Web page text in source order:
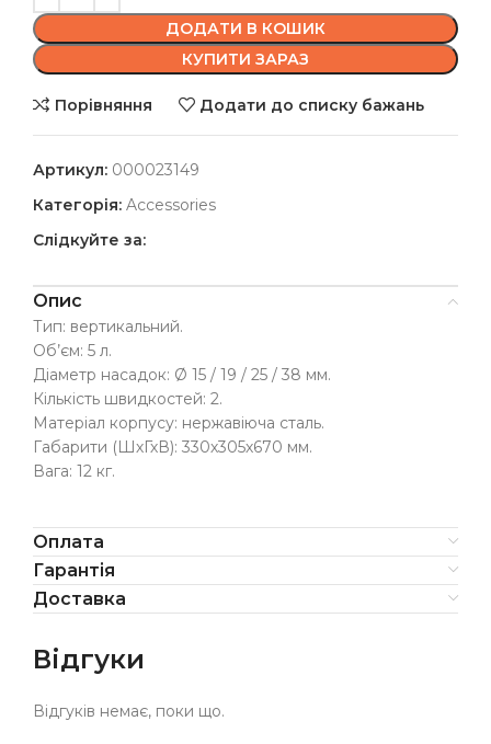
ДОДАТИ В КОШИК
КУПИТИ ЗАРАЗ
Порівняння Додати до списку бажань
Артикул: 000023149
Категорія: Accessories
Слідкуйте за:
Опис
Тип: вертикальний.
Об’єм: 5 л.
Діаметр насадок: Ø 15 / 19 / 25 / 38 мм.
Кількість швидкостей: 2.
Матеріал корпусу: нержавіюча сталь.
Габарити (ШхГхВ): 330х305х670 мм.
Вага: 12 кг.
Оплата
Гарантія
Доставка
Відгуки
Відгуків немає, поки що.